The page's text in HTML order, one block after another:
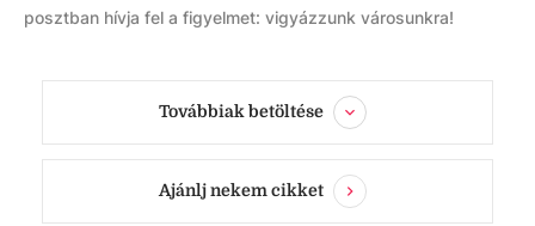
posztban hívja fel a figyelmet: vigyázzunk városunkra!
Továbbiak betöltése
Ajánlj nekem cikket